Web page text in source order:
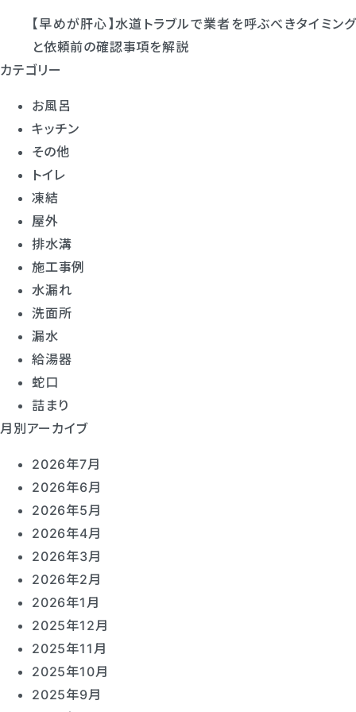
【早めが肝心】水道トラブルで業者を呼ぶべきタイミング
と依頼前の確認事項を解説
カテゴリー
お風呂
キッチン
その他
トイレ
凍結
屋外
排水溝
施工事例
水漏れ
洗面所
漏水
給湯器
蛇口
詰まり
月別アーカイブ
2026年7月
2026年6月
2026年5月
2026年4月
2026年3月
2026年2月
2026年1月
2025年12月
2025年11月
2025年10月
2025年9月